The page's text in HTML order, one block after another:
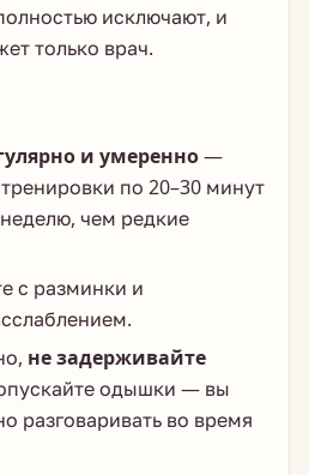
исключают, и
только врач.
и умеренно—
по 20–30 минут
чем редкие
с разминки и
не задерживайте
одышки — вы
разговаривать во время